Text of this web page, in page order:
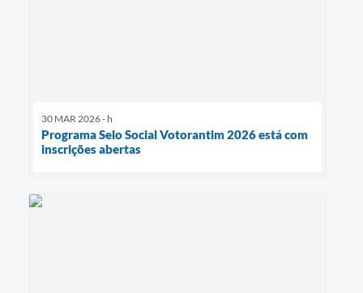
30 MAR 2026 - h
Programa Selo Social Votorantim 2026 está com
inscrições abertas